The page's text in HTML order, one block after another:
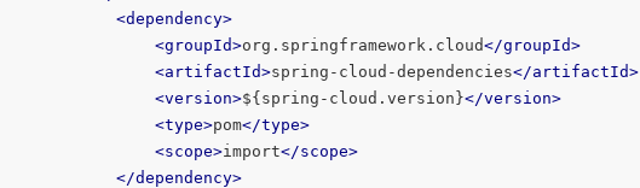
<dependency>
<groupId>org.springframework.cloud</groupId>
<artifactId>spring-cloud-dependencies</artifactId>
<version>${spring-cloud.version}</version>
<type>pom</type>
<scope>import</scope>
</dependency>